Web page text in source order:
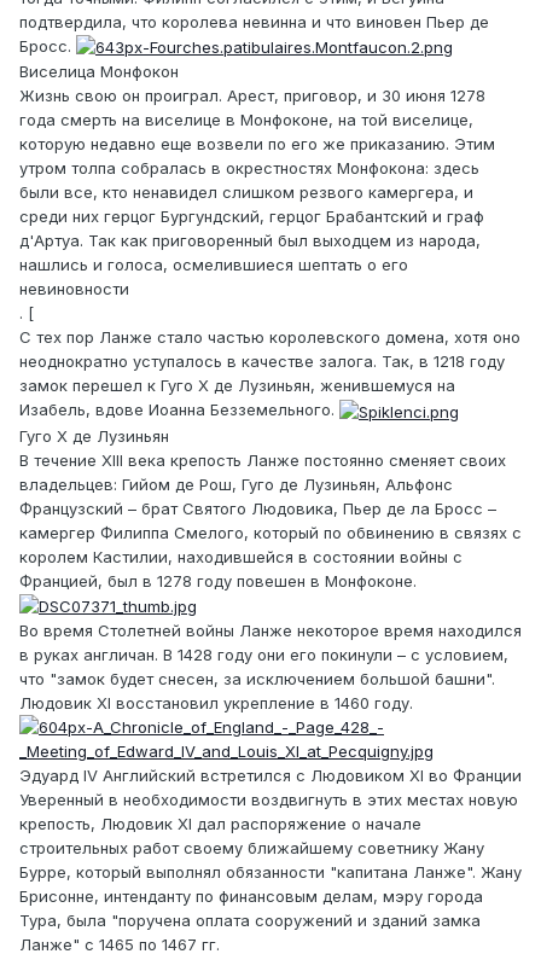
подтвердила, что королева невинна и что виновен Пьер де
Бросс.
Виселица Монфокон
Жизнь свою он проиграл. Арест, приговор, и 30 июня 1278
года смерть на виселице в Монфоконе, на той виселице,
которую недавно еще возвели по его же приказанию. Этим
утром толпа собралась в окрестностях Монфокона: здесь
были все, кто ненавидел слишком резвого камергера, и
среди них герцог Бургундский, герцог Брабантский и граф
д'Артуа. Так как приговоренный был выходцем из народа,
нашлись и голоса, осмелившиеся шептать о его
невиновности
. [
С тех пор Ланже стало частью королевского домена, хотя оно
неоднократно уступалось в качестве залога. Так, в 1218 году
замок перешел к Гуго Х де Лузиньян, женившемуся на
Изабель, вдове Иоанна Безземельного.
Гуго Х де Лузиньян
В течение XIII века крепость Ланже постоянно сменяет своих
владельцев: Гийом де Рош, Гуго де Лузиньян, Альфонс
Французский – брат Святого Людовика, Пьер де ла Бросс –
камергер Филиппа Смелого, который по обвинению в связях с
королем Кастилии, находившейся в состоянии войны с
Францией, был в 1278 году повешен в Монфоконе.
Во время Столетней войны Ланже некоторое время находился
в руках англичан. В 1428 году они его покинули – с условием,
что "замок будет снесен, за исключением большой башни".
Людовик XI восстановил укрепление в 1460 году.
Эдуард IV Английский встретился с Людовиком XI во Франции
Уверенный в необходимости воздвигнуть в этих местах новую
крепость, Людовик XI дал распоряжение о начале
строительных работ своему ближайшему советнику Жану
Бурре, который выполнял обязанности "капитана Ланже". Жану
Брисонне, интенданту по финансовым делам, мэру города
Тура, была "поручена оплата сооружений и зданий замка
Ланже" с 1465 по 1467 гг.